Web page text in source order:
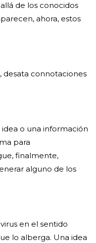
de los conocidos
ahora, estos
desata connotaciones
o una información
para
finalmente,
alguno de los
en el sentido
lo alberga. Una idea